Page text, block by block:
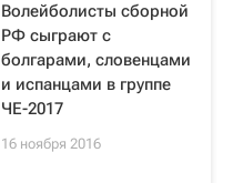
Волейболисты сборной
РФ сыграют с
болгарами, словенцами
и испанцами в группе
ЧЕ-2017
16 ноября 2016